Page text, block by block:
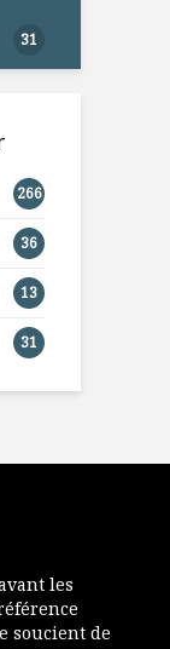
31
266
36
13
31
les
soucient de